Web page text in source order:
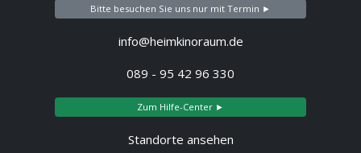
Bitte besuchen Sie uns nur mit Termin ►
info@heimkinoraum.de
089 - 95 42 96 330
Zum Hilfe-Center ►
Standorte ansehen